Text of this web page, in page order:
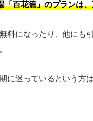
「百花籠」のプランは
料になったり、他にも
に迷っているという方